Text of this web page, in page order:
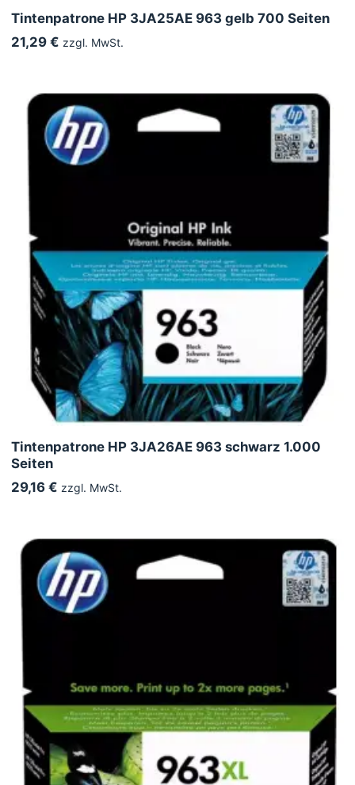
Tintenpatrone HP 3JA25AE 963 gelb 700 Seiten
21,29 € zzgl. MwSt.
Tintenpatrone HP 3JA26AE 963 schwarz 1.000
Seiten
29,16 € zzgl. MwSt.